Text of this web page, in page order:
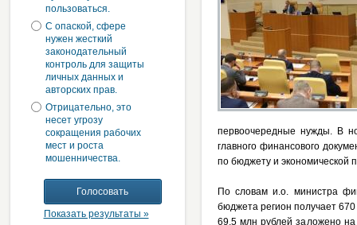
пользоваться.
С опаской, сфере
нужен жесткий
законодательный
контроль для защиты
личных данных и
авторских прав.
Отрицательно, это
несет угрозу
сокращения рабочих
мест и роста
мошенничества.
Показать результаты »
первоочередные нужды. В
главного финансового
по бюджету и экономической
По словам и.о. министра
бюджета регион получает
69,5 млн рублей заложено